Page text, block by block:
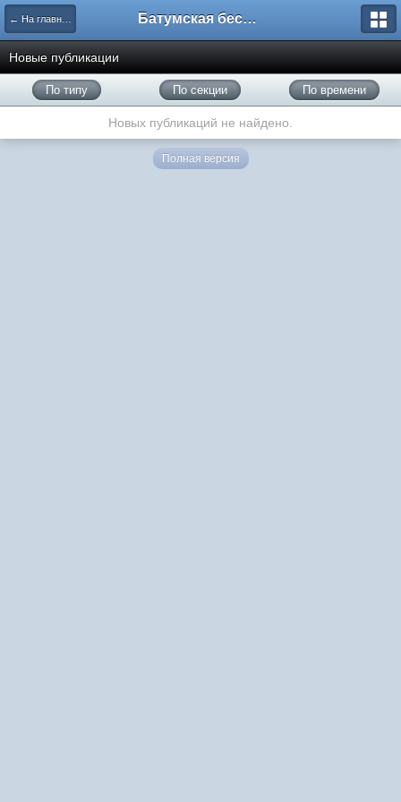
← На главную Батумская беседка
Новые публикации
По типу По секции По времени
Новых публикаций не найдено.
Полная версия